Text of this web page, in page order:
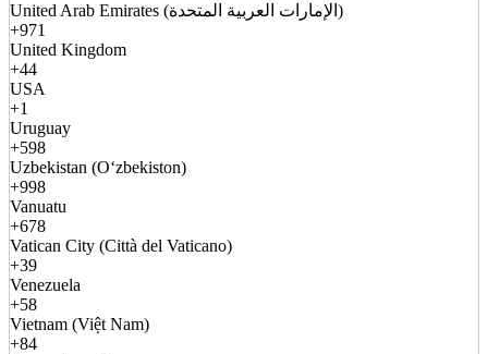
United Arab Emirates (الإمارات العربية المتحدة)
+971
United Kingdom
+44
USA
+1
Uruguay
+598
Uzbekistan (Oʻzbekiston)
+998
Vanuatu
+678
Vatican City (Città del Vaticano)
+39
Venezuela
+58
Vietnam (Việt Nam)
+84